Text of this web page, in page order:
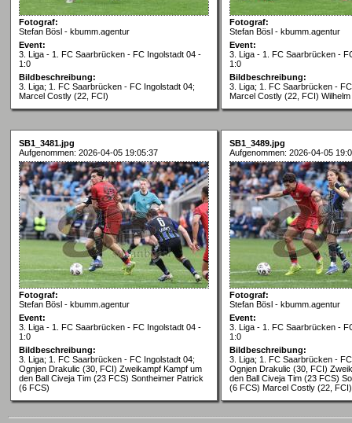
Fotograf:
Stefan Bösl - kbumm.agentur
Event:
3. Liga - 1. FC Saarbrücken - FC Ingolstadt 04 -
1:0
Bildbeschreibung:
3. Liga; 1. FC Saarbrücken - FC Ingolstadt 04;
Marcel Costly (22, FCI)
Fotograf:
Stefan Bösl - kbumm.agentur
Event:
3. Liga - 1. FC Saarbrücken -
1:0
Bildbeschreibung:
3. Liga; 1. FC Saarbrücken -
Marcel Costly (22, FCI)
SB1_3481.jpg
Aufgenommen: 2026-04-05 19:05:37
Fotograf:
Stefan Bösl - kbumm.agentur
Event:
3. Liga - 1. FC Saarbrücken - FC Ingolstadt 04 -
1:0
Bildbeschreibung:
3. Liga; 1. FC Saarbrücken - FC Ingolstadt 04;
Ognjen Drakulic (30, FCI) Zweikampf Kampf um
den Ball Civeja Tim (23 FCS) Sontheimer Patrick
(6 FCS)
SB1_3489.jpg
Aufgenommen: 2026-04-05
Fotograf:
Stefan Bösl - kbumm.agentur
Event:
3. Liga - 1. FC Saarbrücken -
1:0
Bildbeschreibung:
3. Liga; 1. FC Saarbrücken -
Ognjen Drakulic (30, FCI)
den Ball Civeja Tim (23 FCS)
(6 FCS) Marcel Costly (22, FCI)